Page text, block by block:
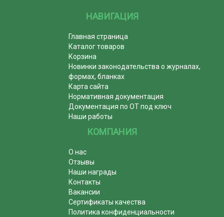
НАВИГАЦИЯ
Главная страница
Каталог товаров
Корзина
Новинки законодательства о журналах,
формах, бланках
Карта сайта
Нормативная документация
Документация по ОТ под ключ
Наши работы
КОМПАНИЯ
О нас
Отзывы
Наши награды
Контакты
Вакансии
Сертификаты качества
Политика конфиденциальности